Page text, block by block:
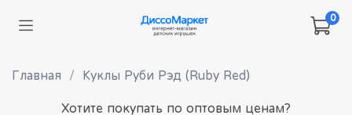
0
Главная Куклы Руби Рэд (Ruby Red)
Хотите покупать по оптовым ценам?